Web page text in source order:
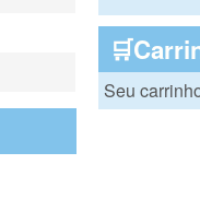
Seu